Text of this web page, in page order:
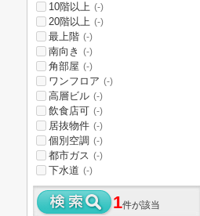
10階以上 (-)
20階以上 (-)
最上階 (-)
南向き (-)
角部屋 (-)
ワンフロア (-)
高層ビル (-)
飲食店可 (-)
居抜物件 (-)
個別空調 (-)
都市ガス (-)
下水道 (-)
1件が該当